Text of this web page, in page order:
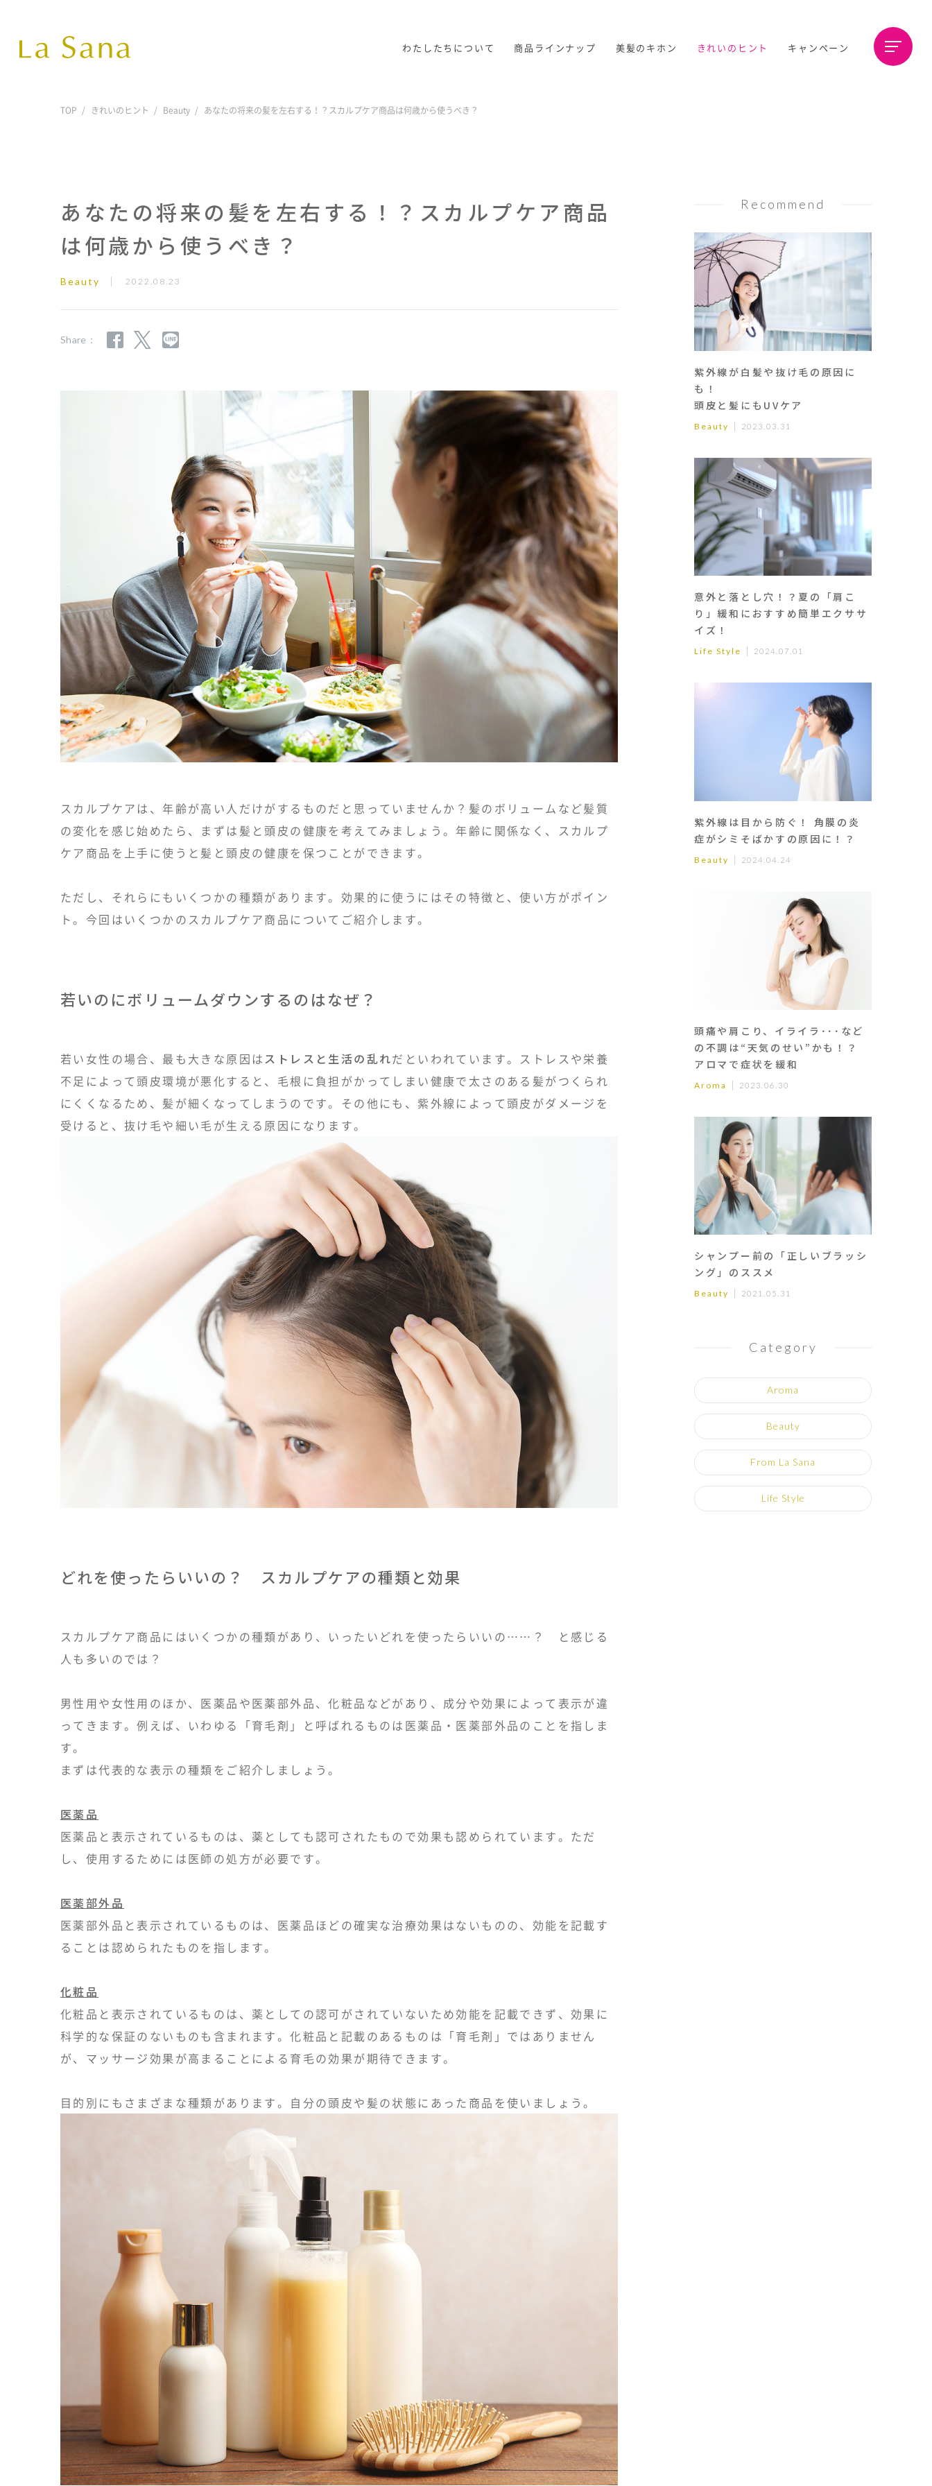
わたしたちについて 商品ラインナップ 美髪のキホン きれいのヒント キャンペーン
TOP きれいのヒント Beauty あなたの将来の髪を左右する！？スカルプケア商品は何歳から使うべき？
あなたの将来の髪を左右する！？スカルプケア商品
は何歳から使うべき？
Beauty 2022.08.23
Share：
スカルプケアは、年齢が高い人だけがするものだと思っていませんか？髪のボリュームなど髪質
の変化を感じ始めたら、まずは髪と頭皮の健康を考えてみましょう。年齢に関係なく、スカルプ
ケア商品を上手に使うと髪と頭皮の健康を保つことができます。
ただし、それらにもいくつかの種類があります。効果的に使うにはその特徴と、使い方がポイン
ト。今回はいくつかのスカルプケア商品についてご紹介します。
若いのにボリュームダウンするのはなぜ？
若い女性の場合、最も大きな原因は ストレスと生活の乱れだといわれています。ストレスや栄養
不足によって頭皮環境が悪化すると、毛根に負担がかってしまい健康で太さのある髪がつくられ
にくくなるため、髪が細くなってしまうのです。その他にも、紫外線によって頭皮がダメージを
受けると、抜け毛や細い毛が生える原因になります。
どれを使ったらいいの？ スカルプケアの種類と効果
スカルプケア商品にはいくつかの種類があり、いったいどれを使ったらいいの……？ と感じる
人も多いのでは？
男性用や女性用のほか、医薬品や医薬部外品、化粧品などがあり、成分や効果によって表示が違
ってきます。例えば、いわゆる「育毛剤」と呼ばれるものは医薬品・医薬部外品のことを指しま
す。
まずは代表的な表示の種類をご紹介しましょう。
医薬品
医薬品と表示されているものは、薬としても認可されたもので効果も認められています。ただ
し、使用するためには医師の処方が必要です。
医薬部外品
医薬部外品と表示されているものは、医薬品ほどの確実な治療効果はないものの、効能を記載す
ることは認められたものを指します。
化粧品
化粧品と表示されているものは、薬としての認可がされていないため効能を記載できず、効果に
科学的な保証のないものも含まれます。化粧品と記載のあるものは「育毛剤」ではありません
が、マッサージ効果が高まることによる育毛の効果が期待できます。
目的別にもさまざまな種類があります。自分の頭皮や髪の状態にあった商品を使いましょう。
Recommend
紫外線が白髪や抜け毛の原因に
も！
頭皮と髪にもUVケア
Beauty 2023.03.31
意外と落とし穴！？夏の「肩こ
り」緩和におすすめ簡単エクササ
イズ！
Life Style 2024.07.01
紫外線は目から防ぐ！ 角膜の炎
症がシミそばかすの原因に！？
Beauty 2024.04.24
頭痛や肩こり、イライラ･･･など
の不調は“天気のせい”かも！？
アロマで症状を緩和
Aroma 2023.06.30
シャンプー前の「正しいブラッシ
ング」のススメ
Beauty 2021.05.31
Category
Aroma
Beauty
From La Sana
Life Style